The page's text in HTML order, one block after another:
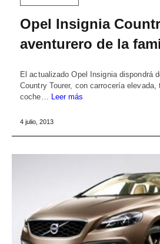
Opel Insignia
aventurero de la
El actualizado Opel Insignia dispondrá
Country Tourer, con carrocería
coche… Leer más
4 julio, 2013